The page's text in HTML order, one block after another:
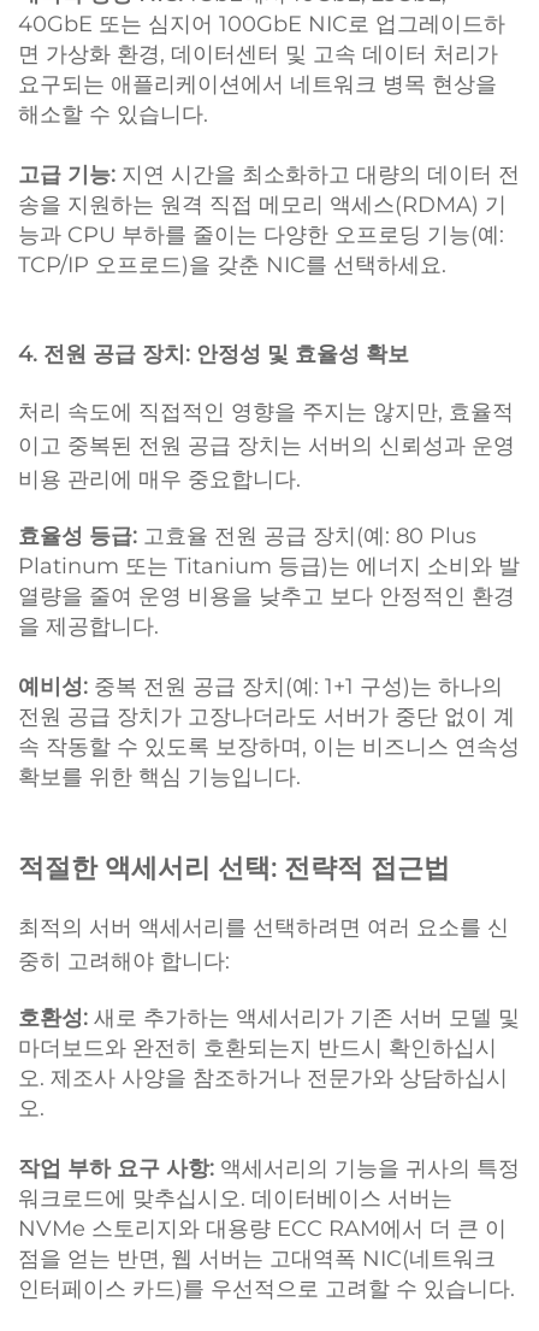
40GbE 또는 심지어 100GbE NIC로 업그레이드하
면 가상화 환경, 데이터센터 및 고속 데이터 처리가
요구되는 애플리케이션에서 네트워크 병목 현상을
해소할 수 있습니다.
고급 기능: 지연 시간을 최소화하고 대량의 데이터 전
송을 지원하는 원격 직접 메모리 액세스(RDMA) 기
능과 CPU 부하를 줄이는 다양한 오프로딩 기능(예:
TCP/IP 오프로드)을 갖춘 NIC를 선택하세요.
4. 전원 공급 장치: 안정성 및 효율성 확보
처리 속도에 직접적인 영향을 주지는 않지만, 효율적
이고 중복된 전원 공급 장치는 서버의 신뢰성과 운영
비용 관리에 매우 중요합니다.
효율성 등급: 고효율 전원 공급 장치(예: 80 Plus
Platinum 또는 Titanium 등급)는 에너지 소비와 발
열량을 줄여 운영 비용을 낮추고 보다 안정적인 환경
을 제공합니다.
예비성: 중복 전원 공급 장치(예: 1+1 구성)는 하나의
전원 공급 장치가 고장나더라도 서버가 중단 없이 계
속 작동할 수 있도록 보장하며, 이는 비즈니스 연속성
확보를 위한 핵심 기능입니다.
적절한 액세서리 선택: 전략적 접근법
최적의 서버 액세서리를 선택하려면 여러 요소를 신
중히 고려해야 합니다:
호환성: 새로 추가하는 액세서리가 기존 서버 모델 및
마더보드와 완전히 호환되는지 반드시 확인하십시
오. 제조사 사양을 참조하거나 전문가와 상담하십시
오.
작업 부하 요구 사항: 액세서리의 기능을 귀사의 특정
워크로드에 맞추십시오. 데이터베이스 서버는
NVMe 스토리지와 대용량 ECC RAM에서 더 큰 이
점을 얻는 반면, 웹 서버는 고대역폭 NIC(네트워크
인터페이스 카드)를 우선적으로 고려할 수 있습니다.